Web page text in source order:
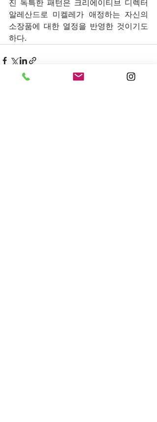
진 독특한 패턴은 크리에이티브 디렉터
알레산드로 미켈레가 애정하는 자신의
소장품에 대한 열정을 반영한 것이기도
하다.